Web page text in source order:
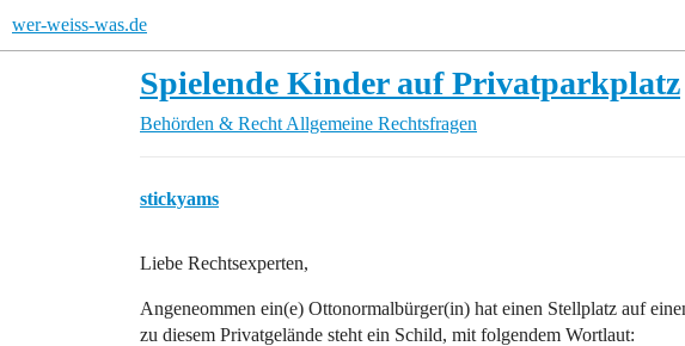
wer-weiss-was.de
Spielende Kinder auf Privatparkplatz
Behörden & Recht Allgemeine Rechtsfragen
stickyams
Liebe Rechtsexperten,
Angeneommen ein(e) Ottonormalbürger(in) hat einen Stellplatz auf
zu diesem Privatgelände steht ein Schild, mit folgendem Wortlaut: